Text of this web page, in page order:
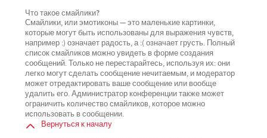
Что такое смайлики?
Смайлики, или эмотиконы — это маленькие картинки,
которые могут быть использованы для выражения чувств,
например :) означает радость, а :( означает грусть. Полный
список смайликов можно увидеть в форме создания
сообщений. Только не перестарайтесь, используя их: они
легко могут сделать сообщение нечитаемым, и модератор
может отредактировать ваше сообщение или вообще
удалить его. Администратор конференции также может
ограничить количество смайликов, которое можно
использовать в сообщении.
Вернуться к началу